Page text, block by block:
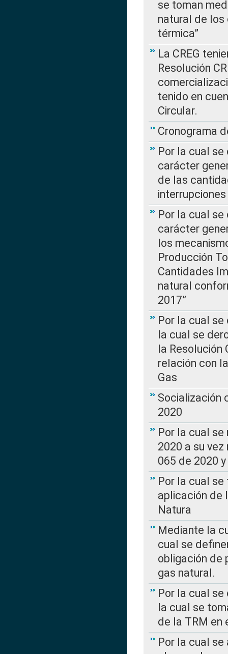
se toman
natural de los
térmica”
La CREG
Resolución
tenido en
Circular.
Cronograma
Por la cual
carácter
de las
Por la cual
carácter
los
Producción
Cantidades
natural
2017”
Por la cual
la cual se
la Resolución
relación con
Gas
Socialización
2020
Por la cual se
2020 a su
065 de 2020
Por la cual
aplicación de
Natura
Mediante la
cual se
obligación de
gas natural.
Por la cual se
la cual se
de la TRM en
Por la cual